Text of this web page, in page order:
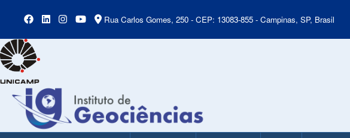
Rua Carlos Gomes, 250 - CEP: 13083-855 - Campinas, SP, Brasil